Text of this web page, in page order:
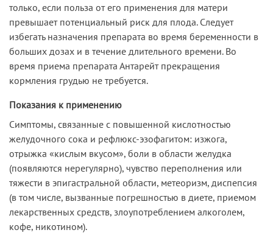
только, если польза от его применения для матери
превышает потенциальный риск для плода. Следует
избегать назначения препарата во время беременности в
больших дозах и в течение длительного времени. Во
время приема препарата Антарейт прекращения
кормления грудью не требуется.
Показания к применению
Симптомы, связанные с повышенной кислотностью
желудочного сока и рефлюкс-эзофагитом: изжога,
отрыжка «кислым вкусом», боли в области желудка
(появляются нерегулярно), чувство переполнения или
тяжести в эпигастральной области, метеоризм, диспепсия
(в том числе, вызванные погрешностью в диете, приемом
лекарственных средств, злоупотреблением алкоголем,
кофе, никотином).